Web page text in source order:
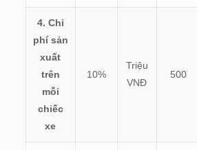
4. Chi
phí sản
xuất
trên
mỗi
chiếc
xe
10%
Triệu
VNĐ
500